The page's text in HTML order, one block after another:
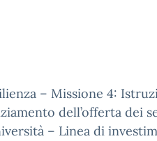
– Missione 4:
dell’offerta dei
– Linea di